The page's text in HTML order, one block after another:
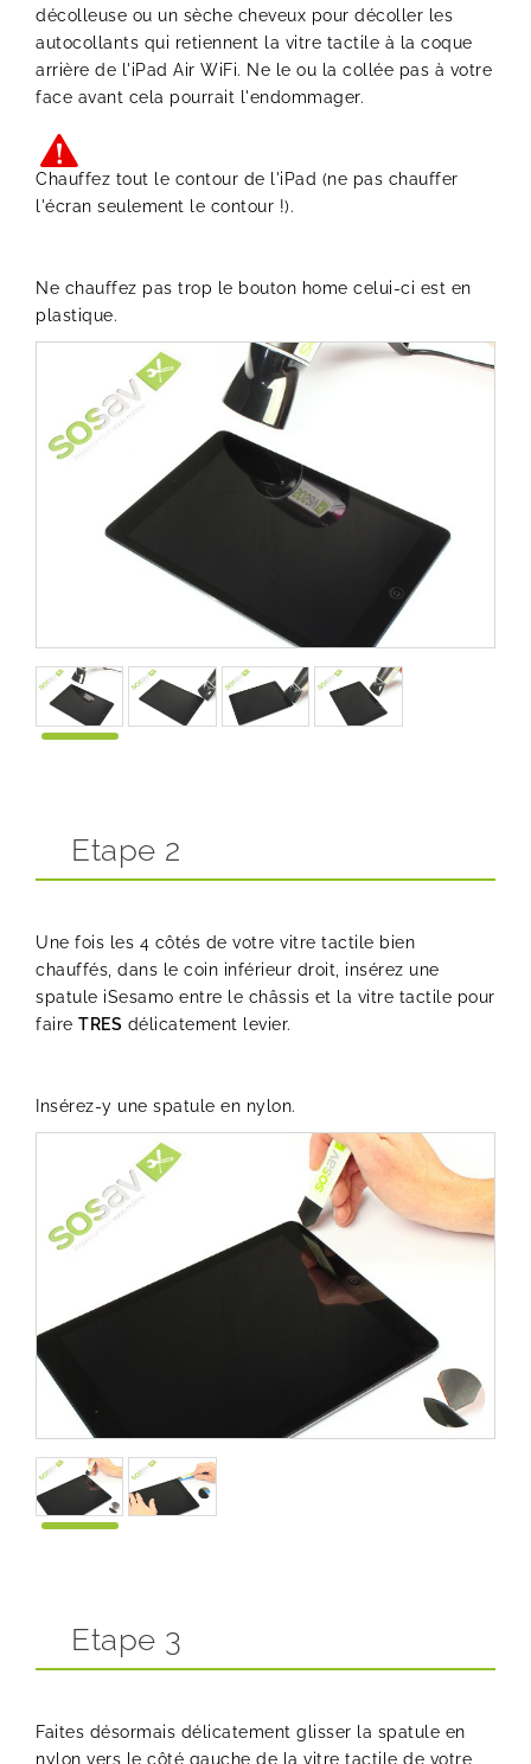
décolleuse ou un sèche cheveux pour décoller les
autocollants qui retiennent la vitre tactile à la coque
arrière de l'iPad Air WiFi. Ne le ou la collée pas à votre
face avant cela pourrait l'endommager.
Chauffez tout le contour de l'iPad (ne pas chauffer
l'écran seulement le contour !).
Ne chauffez pas trop le bouton home celui-ci est en
plastique.
Etape 2
Une fois les 4 côtés de votre vitre tactile bien
chauffés, dans le coin inférieur droit, insérez une
spatule iSesamo entre le châssis et la vitre tactile pour
faire TRES délicatement levier.
Insérez-y une spatule en nylon.
Etape 3
Faites désormais délicatement glisser la spatule en
nylon vers le côté gauche de la vitre tactile de votre